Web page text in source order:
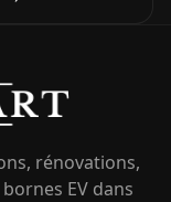
rénovations,
EV dans